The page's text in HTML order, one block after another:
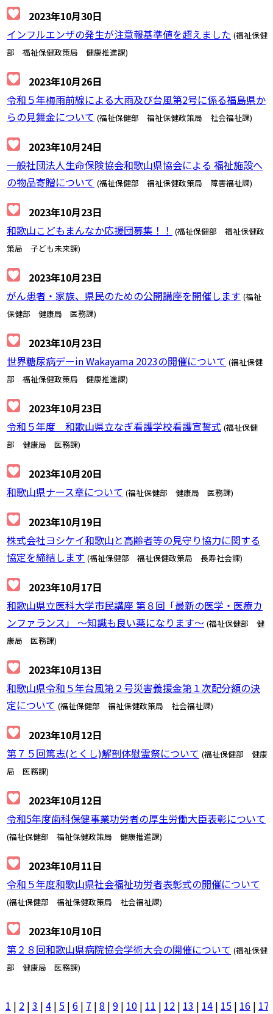
2023年10月30日
インフルエンザの発生が注意報基準値を超えました (福祉保健
部 福祉保健政策局 健康推進課)
2023年10月26日
令和５年梅雨前線による大雨及び台風第2号に係る福島県か
らの見舞金について (福祉保健部 福祉保健政策局 社会福祉課)
2023年10月24日
一般社団法人生命保険協会和歌山県協会による 福祉施設へ
の物品寄贈について (福祉保健部 福祉保健政策局 障害福祉課)
2023年10月23日
和歌山こどもまんなか応援団募集！！ (福祉保健部 福祉保健政
策局 子ども未来課)
2023年10月23日
がん患者・家族、県民のための公開講座を開催します (福祉
保健部 健康局 医務課)
2023年10月23日
世界糖尿病デーin Wakayama 2023の開催について (福祉保健
部 福祉保健政策局 健康推進課)
2023年10月23日
令和５年度 和歌山県立なぎ看護学校看護宣誓式 (福祉保健
部 健康局 医務課)
2023年10月20日
和歌山県ナース章について (福祉保健部 健康局 医務課)
2023年10月19日
株式会社ヨシケイ和歌山と高齢者等の見守り協力に関する
協定を締結します (福祉保健部 福祉保健政策局 長寿社会課)
2023年10月17日
和歌山県立医科大学市民講座 第８回「最新の医学・医療カ
ンファランス」 ～知識も良い薬になります～ (福祉保健部 健
康局 医務課)
2023年10月13日
和歌山県令和５年台風第２号災害義援金第１次配分額の決
定について (福祉保健部 福祉保健政策局 社会福祉課)
2023年10月12日
第７５回篤志(とくし)解剖体慰霊祭について (福祉保健部 健康
局 医務課)
2023年10月12日
令和5年度歯科保健事業功労者の厚生労働大臣表彰について
(福祉保健部 福祉保健政策局 健康推進課)
2023年10月11日
令和５年度和歌山県社会福祉功労者表彰式の開催について
(福祉保健部 福祉保健政策局 社会福祉課)
2023年10月10日
第２８回和歌山県病院協会学術大会の開催について (福祉保健
部 健康局 医務課)
1 | 2 | 3 | 4 | 5 | 6 | 7 | 8 | 9 | 10 | 11 | 12 | 13 | 14 | 15 | 16 | 17